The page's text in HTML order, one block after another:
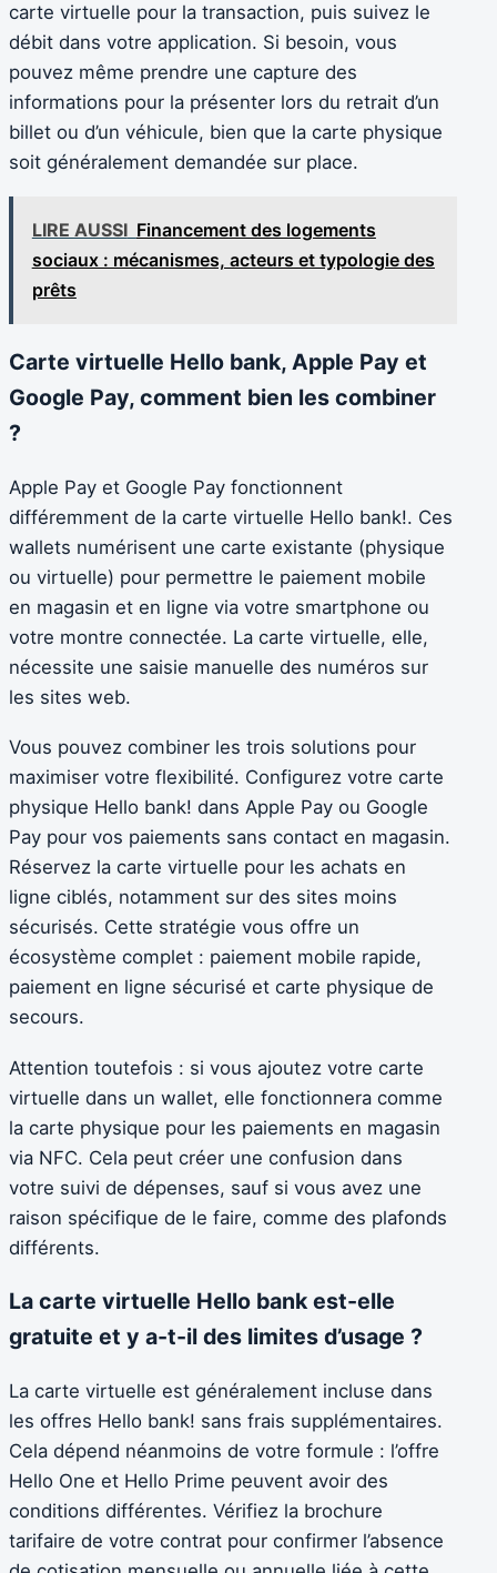
carte virtuelle pour la transaction, puis suivez le
débit dans votre application. Si besoin, vous
pouvez même prendre une capture des
informations pour la présenter lors du retrait d’un
billet ou d’un véhicule, bien que la carte physique
soit généralement demandée sur place.
LIRE AUSSI Financement des logements
sociaux : mécanismes, acteurs et typologie des
prêts
Carte virtuelle Hello bank, Apple Pay et
Google Pay, comment bien les combiner
?
Apple Pay et Google Pay fonctionnent
différemment de la carte virtuelle Hello bank!. Ces
wallets numérisent une carte existante (physique
ou virtuelle) pour permettre le paiement mobile
en magasin et en ligne via votre smartphone ou
votre montre connectée. La carte virtuelle, elle,
nécessite une saisie manuelle des numéros sur
les sites web.
Vous pouvez combiner les trois solutions pour
maximiser votre flexibilité. Configurez votre carte
physique Hello bank! dans Apple Pay ou Google
Pay pour vos paiements sans contact en magasin.
Réservez la carte virtuelle pour les achats en
ligne ciblés, notamment sur des sites moins
sécurisés. Cette stratégie vous offre un
écosystème complet : paiement mobile rapide,
paiement en ligne sécurisé et carte physique de
secours.
Attention toutefois : si vous ajoutez votre carte
virtuelle dans un wallet, elle fonctionnera comme
la carte physique pour les paiements en magasin
via NFC. Cela peut créer une confusion dans
votre suivi de dépenses, sauf si vous avez une
raison spécifique de le faire, comme des plafonds
différents.
La carte virtuelle Hello bank est-elle
gratuite et y a-t-il des limites d’usage ?
La carte virtuelle est généralement incluse dans
les offres Hello bank! sans frais supplémentaires.
Cela dépend néanmoins de votre formule : l’offre
Hello One et Hello Prime peuvent avoir des
conditions différentes. Vérifiez la brochure
tarifaire de votre contrat pour confirmer l’absence